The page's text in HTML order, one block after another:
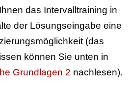
das Intervalltraining in
der Lösungseingabe eine
(das
können Sie unten in
Grundlagen 2 nachlesen).